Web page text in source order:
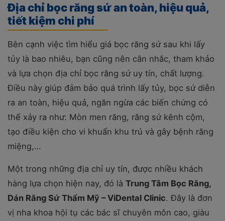
Địa chỉ bọc răng sứ an toàn, hiệu quả,
tiết kiệm chi phí
Bên cạnh việc tìm hiểu giá bọc răng sứ sau khi lấy
tủy là bao nhiêu, bạn cũng nên cân nhắc, tham khảo
và lựa chọn địa chỉ bọc răng sứ uy tín, chất lượng.
Điều này giúp đảm bảo quá trình lấy tủy, bọc sứ diễn
ra an toàn, hiệu quả, ngăn ngừa các biến chứng có
thể xảy ra như: Mòn men răng, răng sứ kênh cộm,
tạo điều kiện cho vi khuẩn khu trú và gây bệnh răng
miệng,…
Một trong những địa chỉ uy tín, được nhiều khách
hàng lựa chọn hiện nay, đó là Trung Tâm Bọc Răng,
Dán Răng Sứ Thẩm Mỹ – ViDental Clinic.Đây là đơn
vị nha khoa hội tụ các bác sĩ chuyên môn cao, giàu